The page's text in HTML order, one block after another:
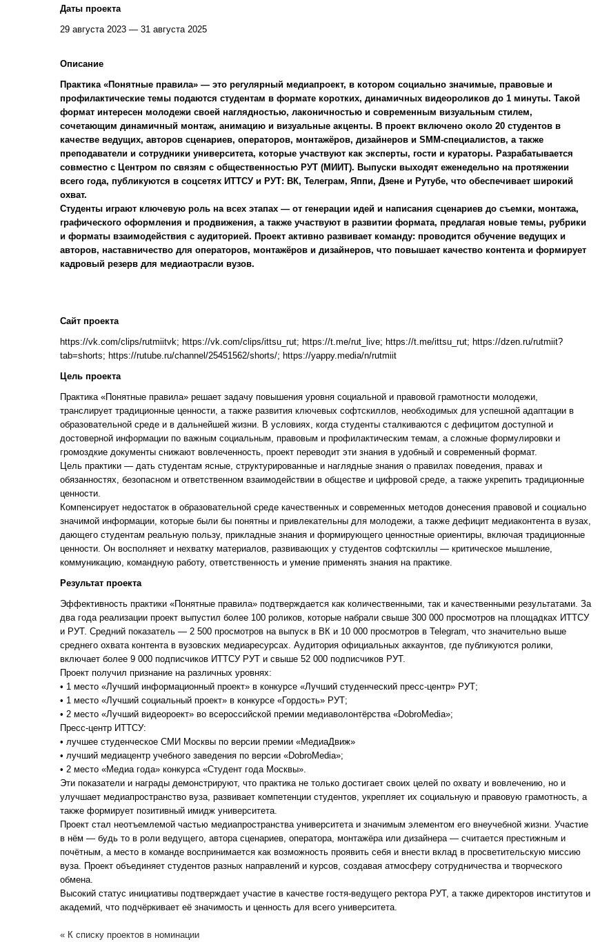
Даты проекта
29 августа 2023 — 31 августа 2025
Описание
Практика «Понятные правила» — это регулярный медиапроект, в котором социально значимые, правовые и
профилактические темы подаются студентам в формате коротких, динамичных видеороликов до 1 минуты. Такой
формат интересен молодежи своей наглядностью, лаконичностью и современным визуальным стилем,
сочетающим динамичный монтаж, анимацию и визуальные акценты. В проект включено около 20 студентов в
качестве ведущих, авторов сценариев, операторов, монтажёров, дизайнеров и SMM-специалистов, а также
преподаватели и сотрудники университета, которые участвуют как эксперты, гости и кураторы. Разрабатывается
совместно с Центром по связям с общественностью РУТ (МИИТ). Выпуски выходят еженедельно на протяжении
всего года, публикуются в соцсетях ИТТСУ и РУТ: ВК, Телеграм, Яппи, Дзене и Рутубе, что обеспечивает широкий
охват.
Студенты играют ключевую роль на всех этапах — от генерации идей и написания сценариев до съемки, монтажа,
графического оформления и продвижения, а также участвуют в развитии формата, предлагая новые темы, рубрики
и форматы взаимодействия с аудиторией. Проект активно развивает команду: проводится обучение ведущих и
авторов, наставничество для операторов, монтажёров и дизайнеров, что повышает качество контента и формирует
кадровый резерв для медиаотрасли вузов.
Сайт проекта
https://vk.com/clips/rutmiitvk; https://vk.com/clips/ittsu_rut; https://t.me/rut_live; https://t.me/ittsu_rut; https://dzen.ru/rutmiit?
tab=shorts; https://rutube.ru/channel/25451562/shorts/; https://yappy.media/n/rutmiit
Цель проекта
Практика «Понятные правила» решает задачу повышения уровня социальной и правовой грамотности молодежи,
транслирует традиционные ценности, а также развития ключевых софтскиллов, необходимых для успешной адаптации в
образовательной среде и в дальнейшей жизни. В условиях, когда студенты сталкиваются с дефицитом доступной и
достоверной информации по важным социальным, правовым и профилактическим темам, а сложные формулировки и
громоздкие документы снижают вовлеченность, проект переводит эти знания в удобный и современный формат.
Цель практики — дать студентам ясные, структурированные и наглядные знания о правилах поведения, правах и
обязанностях, безопасном и ответственном взаимодействии в обществе и цифровой среде, а также укрепить традиционные
ценности.
Компенсирует недостаток в образовательной среде качественных и современных методов донесения правовой и социально
значимой информации, которые были бы понятны и привлекательны для молодежи, а также дефицит медиаконтента в вузах,
дающего студентам реальную пользу, прикладные знания и формирующего ценностные ориентиры, включая традиционные
ценности. Он восполняет и нехватку материалов, развивающих у студентов софтскиллы — критическое мышление,
коммуникацию, командную работу, ответственность и умение применять знания на практике.
Результат проекта
Эффективность практики «Понятные правила» подтверждается как количественными, так и качественными результатами. За
два года реализации проект выпустил более 100 роликов, которые набрали свыше 300 000 просмотров на площадках ИТТСУ
и РУТ. Средний показатель — 2 500 просмотров на выпуск в ВК и 10 000 просмотров в Telegram, что значительно выше
среднего охвата контента в вузовских медиаресурсах. Аудитория официальных аккаунтов, где публикуются ролики,
включает более 9 000 подписчиков ИТТСУ РУТ и свыше 52 000 подписчиков РУТ.
Проект получил признание на различных уровнях:
• 1 место «Лучший информационный проект» в конкурсе «Лучший студенческий пресс-центр» РУТ;
• 1 место «Лучший социальный проект» в конкурсе «Гордость» РУТ;
• 2 место «Лучший видеороект» во всероссийской премии медиаволонтёрства «DobroMedia»;
Пресс-центр ИТТСУ:
• лучшее студенческое СМИ Москвы по версии премии «МедиаДвиж»
• лучший медиацентр учебного заведения по версии «DobroMedia»;
• 2 место «Медиа года» конкурса «Студент года Москвы».
Эти показатели и награды демонстрируют, что практика не только достигает своих целей по охвату и вовлечению, но и
улучшает медиапространство вуза, развивает компетенции студентов, укрепляет их социальную и правовую грамотность, а
также формирует позитивный имидж университета.
Проект стал неотъемлемой частью медиапространства университета и значимым элементом его внеучебной жизни. Участие
в нём — будь то в роли ведущего, автора сценариев, оператора, монтажёра или дизайнера — считается престижным и
почётным, а место в команде воспринимается как возможность проявить себя и внести вклад в просветительскую миссию
вуза. Проект объединяет студентов разных направлений и курсов, создавая атмосферу сотрудничества и творческого
обмена.
Высокий статус инициативы подтверждает участие в качестве гостя-ведущего ректора РУТ, а также директоров институтов и
академий, что подчёркивает её значимость и ценность для всего университета.
« К списку проектов в номинации